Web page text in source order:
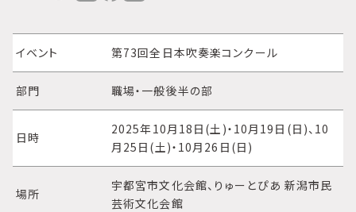
イベント 第73回全日本吹奏楽コンクール
部門 職場・一般後半の部
日時
2025年10月18日(土)・10月19日(日)、10
月25日(土)・10月26日(日)
場所
宇都宮市文化会館、りゅーとぴあ 新潟市民
芸術文化会館